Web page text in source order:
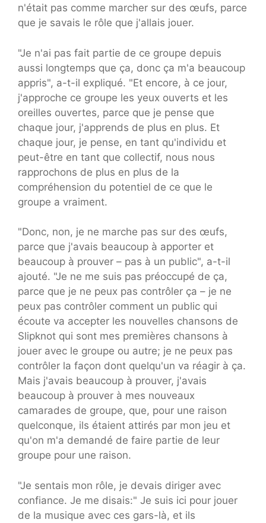
n'était pas comme marcher sur des œufs, parce
que je savais le rôle que j'allais jouer.
"Je n'ai pas fait partie de ce groupe depuis
aussi longtemps que ça, donc ça m'a beaucoup
appris", a-t-il expliqué. "Et encore, à ce jour,
j'approche ce groupe les yeux ouverts et les
oreilles ouvertes, parce que je pense que
chaque jour, j'apprends de plus en plus. Et
chaque jour, je pense, en tant qu'individu et
peut-être en tant que collectif, nous nous
rapprochons de plus en plus de la
compréhension du potentiel de ce que le
groupe a vraiment.
"Donc, non, je ne marche pas sur des œufs,
parce que j'avais beaucoup à apporter et
beaucoup à prouver – pas à un public", a-t-il
ajouté. "Je ne me suis pas préoccupé de ça,
parce que je ne peux pas contrôler ça – je ne
peux pas contrôler comment un public qui
écoute va accepter les nouvelles chansons de
Slipknot qui sont mes premières chansons à
jouer avec le groupe ou autre; je ne peux pas
contrôler la façon dont quelqu'un va réagir à ça.
Mais j'avais beaucoup à prouver, j'avais
beaucoup à prouver à mes nouveaux
camarades de groupe, que, pour une raison
quelconque, ils étaient attirés par mon jeu et
qu'on m'a demandé de faire partie de leur
groupe pour une raison.
"Je sentais mon rôle, je devais diriger avec
confiance. Je me disais:" Je suis ici pour jouer
de la musique avec ces gars-là, et ils